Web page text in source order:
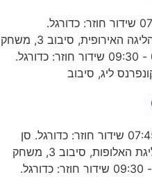
פרנצווארוש - זאבז'ה 06:00 - 07:45 שידור חוזר: כדורגל.
פרנצווארוש נגד זאבז'ה, מוקדמות הליגה האירופית, סיבוב 3, משחק
ראשון. פנאתינייקוס - סופיה 07:45 - 09:30 שידור חוזר: כדורגל.
ליג, סיבוב
סן ז'ילואז - בודה גלימט 06:00 - 07:45 שידור חוזר: כדורגל. סן
ז'ילואז נגד בודה גלימט, מוקדמות ליגת האלופות, סיבוב 3, משחק
ראשון. ספרטה פראג - ליון 07:45 - 09:30 שידור חוזר: כדורגל.